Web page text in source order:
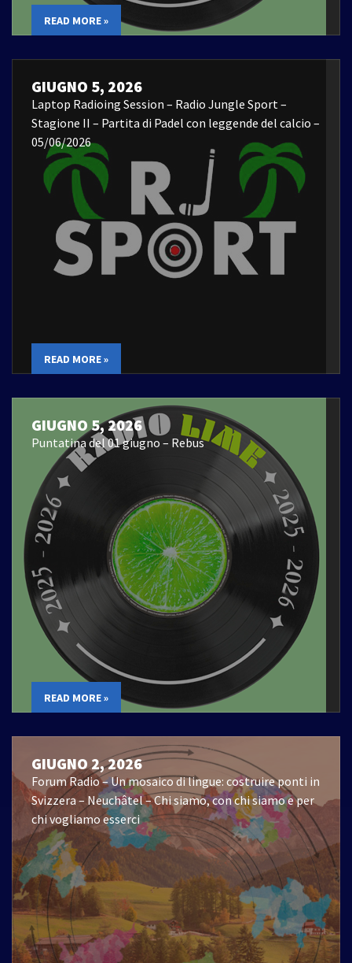
READ MORE »
GIUGNO 5, 2026
Laptop Radioing Session – Radio Jungle Sport –
Stagione II – Partita di Padel con leggende del calcio –
05/06/2026
READ MORE »
GIUGNO 5, 2026
Puntatina del 01 giugno – Rebus
READ MORE »
GIUGNO 2, 2026
Forum Radio – Un mosaico di lingue: costruire ponti in
Svizzera – Neuchâtel – Chi siamo, con chi siamo e per
chi vogliamo esserci